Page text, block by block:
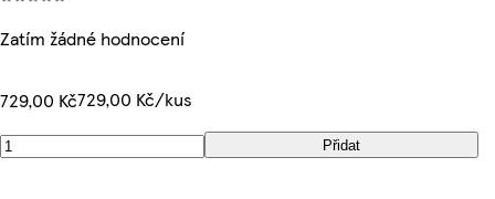
Zatím žádné hodnocení
729,00 Kč729,00 Kč/kus
Přidat